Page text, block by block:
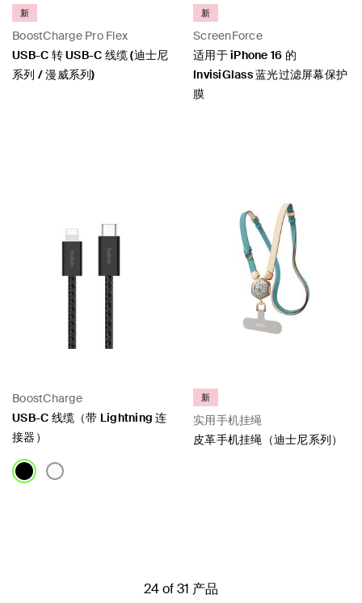
BoostCharge Pro Flex
新
USB-C 转 USB-C 线缆 (迪士尼
系列 / 漫威系列)
ScreenForce
新
适用于 iPhone 16 的
InvisiGlass 蓝光过滤屏幕保护
膜
BoostCharge
USB-C 线缆（带 Lightning 连
接器）
实用手机挂绳
新
皮革手机挂绳（迪士尼系列）
24 of 31 产品